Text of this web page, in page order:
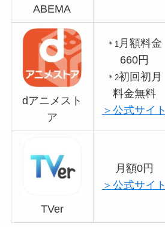
ABEMA
dアニメスト
ア
＊1月額料金
660円
＊2初回初月
料金無料
＞公式サイト
TVer
月額0円
＞公式サイト